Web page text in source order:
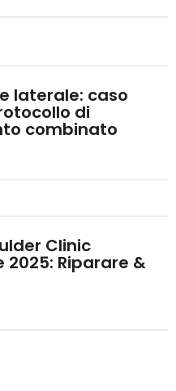
laterale: caso
di
combinato
Clinic
2025: Riparare &